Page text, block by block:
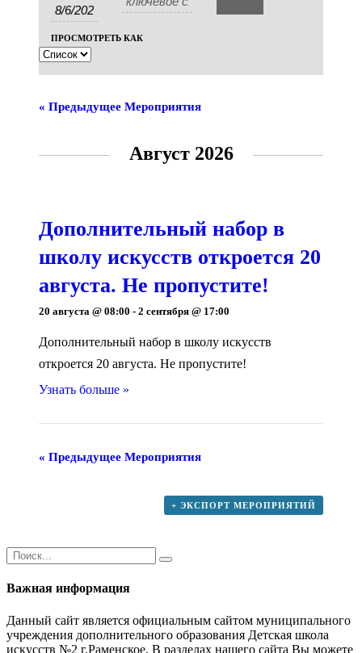
просмотр
Мероприятия
навигации
Views
Navigation
ПРОСМОТРЕТЬ КАК
« Предыдущее Мероприятия
Август 2026
Дополнительный набор в
школу искусств откроется 20
августа. Не пропустите!
20 августа @ 08:00 - 2 сентября @ 17:00
Дополнительный набор в школу искусств
откроется 20 августа. Не пропустите!
Узнать больше »
« Предыдущее Мероприятия
+ ЭКСПОРТ МЕРОПРИЯТИЙ
Важная информация
Данный сайт является официальным сайтом муниципального
учреждения дополнительного образования Детская школа
искусств №2 г.Раменское. В разделах нашего сайта Вы можете